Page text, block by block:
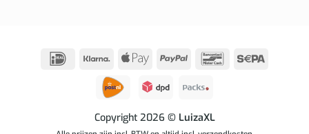
IDeal Klarna
Apple
PayPal BancontactSepa
Copyright 2026 © LuizaXL